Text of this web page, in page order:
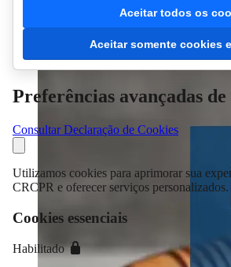
Aceitar todos os
Aceitar somente cookies
Preferências avançadas de
Consultar Declaração de Cookies
Utilizamos cookies para aprimorar sua
CRCPR e oferecer serviços personalizados.
Cookies essenciais
Habilitado